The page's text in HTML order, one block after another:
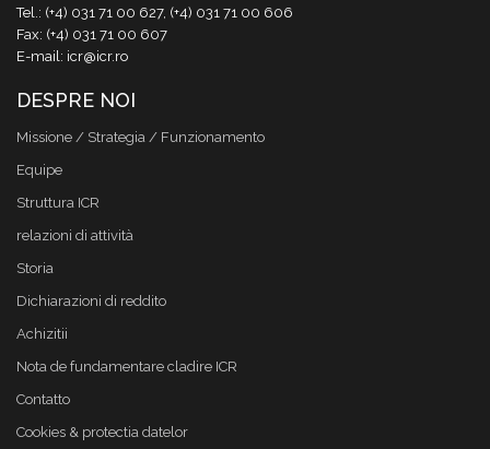
Tel.: (+4) 031 71 00 627, (+4) 031 71 00 606
Fax: (+4) 031 71 00 607
E-mail: icr@icr.ro
DESPRE NOI
Missione / Strategia / Funzionamento
Equipe
Struttura ICR
relazioni di attività
Storia
Dichiarazioni di reddito
Achizitii
Nota de fundamentare cladire ICR
Contatto
Cookies & protectia datelor